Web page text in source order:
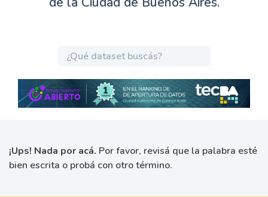
¡Ups! Nada por acá. Por favor, revisá que la palabra esté
bien escrita o probá con otro término.